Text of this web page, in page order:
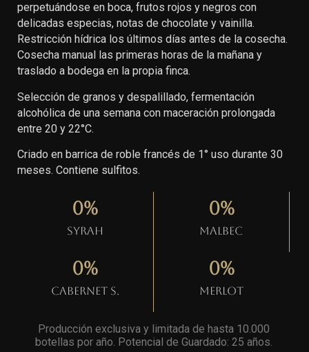
perpetuándose en boca, frutos rojos y negros con
delicadas especias, notas de chocolate y vainilla.
Restricción hídrica los últimos días antes de la cosecha.
Cosecha manual las primeras horas de la mañana y
traslado a bodega en la propia finca.
Selección de granos y despalillado, fermentación
alcohólica de una semana con maceración prolongada
entre 20 y 22°C.
Criado en barrica de roble francés de 1° uso durante 30
meses. Contiene sulfitos.
Syrah
0%
Malbec
0%
Cabernet S.
0%
Merlot
0%
Producción exclusiva y limitada de hasta 10.000
botellas por año. Potencial de Guardado: 25 años